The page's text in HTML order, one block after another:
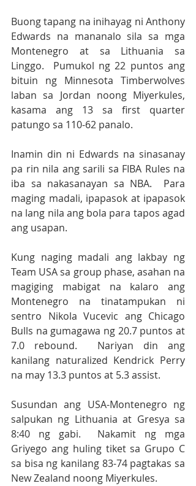
Buong tapang na inihayag ni Anthony
Edwards na mananalo sila sa mga
Montenegro at sa Lithuania sa
Linggo.  Pumukol ng 22 puntos ang
bituin ng Minnesota Timberwolves
laban sa Jordan noong Miyerkules,
kasama ang 13 sa first quarter
patungo sa 110-62 panalo.
Inamin din ni Edwards na sinasanay
pa rin nila ang sarili sa FIBA Rules na
iba sa nakasanayan sa NBA.  Para
maging madali, ipapasok at ipapasok
na lang nila ang bola para tapos agad
ang usapan.
Kung naging madali ang lakbay ng
Team USA sa group phase, asahan na
magiging mabigat na kalaro ang
Montenegro na tinatampukan ni
sentro Nikola Vucevic ang Chicago
Bulls na gumagawa ng 20.7 puntos at
7.0 rebound.  Nariyan din ang
kanilang naturalized Kendrick Perry
na may 13.3 puntos at 5.3 assist.
Susundan ang USA-Montenegro ng
salpukan ng Lithuania at Gresya sa
8:40 ng gabi.  Nakamit ng mga
Griyego ang huling tiket sa Grupo C
sa bisa ng kanilang 83-74 pagtakas sa
New Zealand noong Miyerkules.